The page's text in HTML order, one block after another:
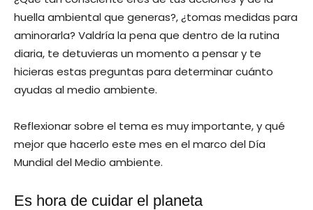
huella ambiental que generas?, ¿tomas medidas para
aminorarla? Valdría la pena que dentro de la rutina
diaria, te detuvieras un momento a pensar y te
hicieras estas preguntas para determinar cuánto
ayudas al medio ambiente.
Reflexionar sobre el tema es muy importante, y qué
mejor que hacerlo este mes en el marco del Día
Mundial del Medio ambiente.
Es hora de cuidar el planeta